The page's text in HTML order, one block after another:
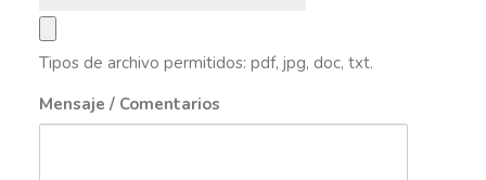
Tipos de archivo permitidos: pdf, jpg, doc, txt.
Mensaje / Comentarios